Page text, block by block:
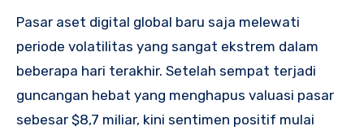
Pasar aset digital global baru saja melewati
periode volatilitas yang sangat ekstrem dalam
beberapa hari terakhir. Setelah sempat terjadi
guncangan hebat yang menghapus valuasi pasar
sebesar $8,7 miliar, kini sentimen positif mulai